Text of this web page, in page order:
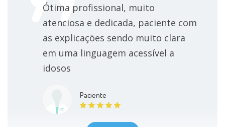
Ótima profissional, muito
atenciosa e dedicada, paciente com
as explicações sendo muito clara
em uma linguagem acessível a
idosos
Paciente